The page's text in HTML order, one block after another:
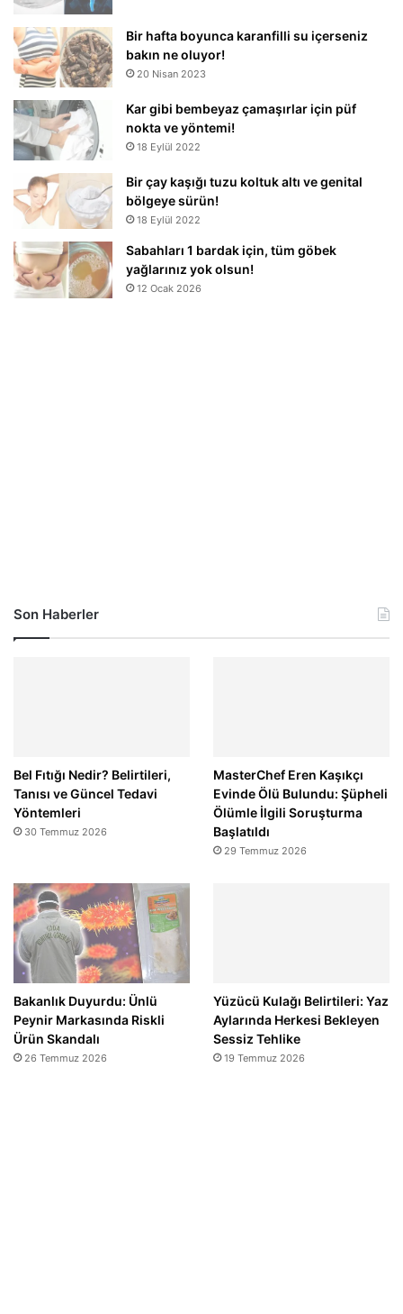
Bir hafta boyunca karanfilli su içerseniz
bakın ne oluyor!
20 Nisan 2023
Kar gibi bembeyaz çamaşırlar için püf
nokta ve yöntemi!
18 Eylül 2022
Bir çay kaşığı tuzu koltuk altı ve genital
bölgeye sürün!
18 Eylül 2022
Sabahları 1 bardak için, tüm göbek
yağlarınız yok olsun!
12 Ocak 2026
Son Haberler
Bel Fıtığı Nedir? Belirtileri,
Tanısı ve Güncel Tedavi
Yöntemleri
30 Temmuz 2026
MasterChef Eren Kaşıkçı
Evinde Ölü Bulundu: Şüpheli
Ölümle İlgili Soruşturma
Başlatıldı
29 Temmuz 2026
Bakanlık Duyurdu: Ünlü
Peynir Markasında Riskli
Ürün Skandalı
26 Temmuz 2026
Yüzücü Kulağı Belirtileri: Yaz
Aylarında Herkesi Bekleyen
Sessiz Tehlike
19 Temmuz 2026